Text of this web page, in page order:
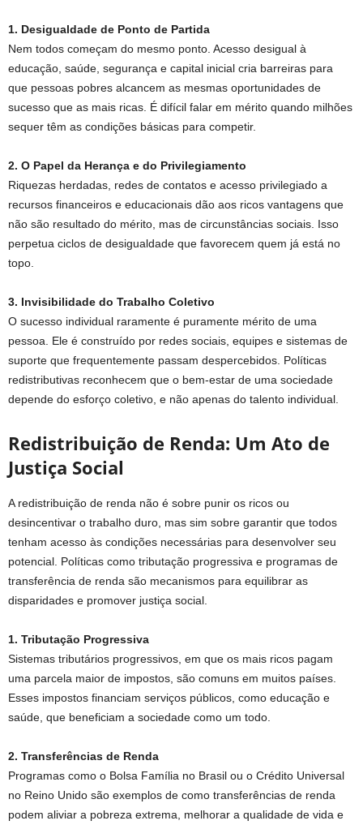
1. Desigualdade de Ponto de Partida
Nem todos começam do mesmo ponto. Acesso desigual à
educação, saúde, segurança e capital inicial cria barreiras para
que pessoas pobres alcancem as mesmas oportunidades de
sucesso que as mais ricas. É difícil falar em mérito quando milhões
sequer têm as condições básicas para competir.
2. O Papel da Herança e do Privilegiamento
Riquezas herdadas, redes de contatos e acesso privilegiado a
recursos financeiros e educacionais dão aos ricos vantagens que
não são resultado do mérito, mas de circunstâncias sociais. Isso
perpetua ciclos de desigualdade que favorecem quem já está no
topo.
3. Invisibilidade do Trabalho Coletivo
O sucesso individual raramente é puramente mérito de uma
pessoa. Ele é construído por redes sociais, equipes e sistemas de
suporte que frequentemente passam despercebidos. Políticas
redistributivas reconhecem que o bem-estar de uma sociedade
depende do esforço coletivo, e não apenas do talento individual.
Redistribuição de Renda: Um Ato de
Justiça Social
A redistribuição de renda não é sobre punir os ricos ou
desincentivar o trabalho duro, mas sim sobre garantir que todos
tenham acesso às condições necessárias para desenvolver seu
potencial. Políticas como tributação progressiva e programas de
transferência de renda são mecanismos para equilibrar as
disparidades e promover justiça social.
1. Tributação Progressiva
Sistemas tributários progressivos, em que os mais ricos pagam
uma parcela maior de impostos, são comuns em muitos países.
Esses impostos financiam serviços públicos, como educação e
saúde, que beneficiam a sociedade como um todo.
2. Transferências de Renda
Programas como o Bolsa Família no Brasil ou o Crédito Universal
no Reino Unido são exemplos de como transferências de renda
podem aliviar a pobreza extrema, melhorar a qualidade de vida e